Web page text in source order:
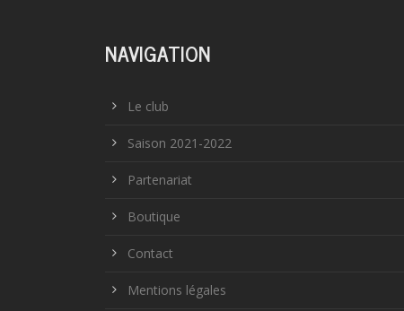
NAVIGATION
Le club
Saison 2021-2022
Partenariat
Boutique
Contact
Mentions légales